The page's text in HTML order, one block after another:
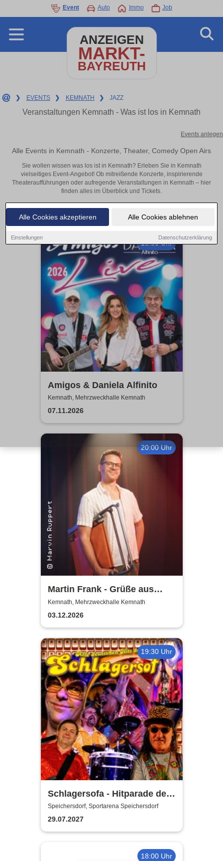
Alle Cookies akzeptieren Alle Cookies ablehnen
Einstellungen Datenschutzerklärung
Event Auto Immo Job
ANZEIGEN
MARKT-
BAYREUTH
❯ EVENTS ❯ KEMNATH ❯ JAZZ
Veranstaltungen Kemnath - Was ist los in Kemnath
Events anlegen
Alle Events in Kemnath - Konzerte, Theater, Comedy Open Airs
Sie wollen wissen was los ist in Kemnath? Erleben Sie in Kemnath
vielseitiges Event-Angebot! Ob mitreißende Konzerte, inspirierende
Theateraufführungen oder aufregende Veranstaltungen in Kemnath – hier
finden alles im Überblick und Tickets.
16:00 Uhr
Amigos & Daniela Alfinito
Kemnath, Mehrzweckhalle Kemnath
07.11.2026
20:00 Uhr
Martin Frank - Grüße aus
Allegro Süd
Kemnath, Mehrzweckhalle Kemnath
03.12.2026
19:30 Uhr
Schlagersofa - Hitparade der
Herzen
Speichersdorf, Sportarena Speichersdorf
29.07.2027
18:00 Uhr